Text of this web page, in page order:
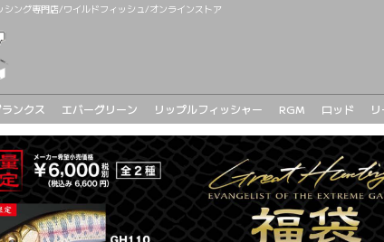
シング専門店/ワイルドフィッシュ/オンラインストア
ンクス エバーグリーン リップルフィッシャー RGM
ロッド
ヤマガブラ
BOMBADA
バスロッド
シーバスロ
ジギングロ
エギングロ
ライトゲース